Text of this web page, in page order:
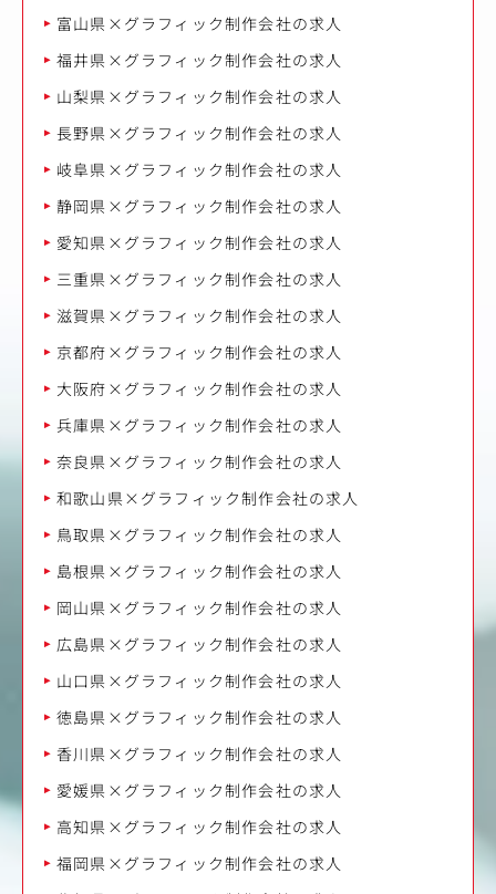
富山県×グラフィック制作会社の求人
福井県×グラフィック制作会社の求人
山梨県×グラフィック制作会社の求人
長野県×グラフィック制作会社の求人
岐阜県×グラフィック制作会社の求人
静岡県×グラフィック制作会社の求人
愛知県×グラフィック制作会社の求人
三重県×グラフィック制作会社の求人
滋賀県×グラフィック制作会社の求人
京都府×グラフィック制作会社の求人
大阪府×グラフィック制作会社の求人
兵庫県×グラフィック制作会社の求人
奈良県×グラフィック制作会社の求人
和歌山県×グラフィック制作会社の求人
鳥取県×グラフィック制作会社の求人
島根県×グラフィック制作会社の求人
岡山県×グラフィック制作会社の求人
広島県×グラフィック制作会社の求人
山口県×グラフィック制作会社の求人
徳島県×グラフィック制作会社の求人
香川県×グラフィック制作会社の求人
愛媛県×グラフィック制作会社の求人
高知県×グラフィック制作会社の求人
福岡県×グラフィック制作会社の求人